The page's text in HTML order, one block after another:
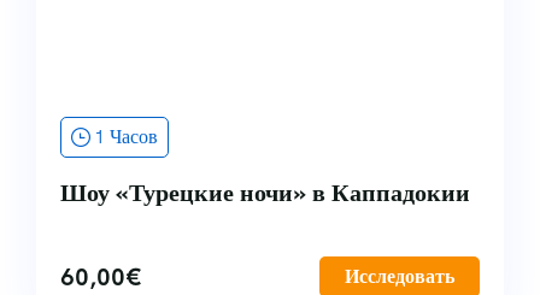
1 Часов
Шоу «Турецкие ночи» в Каппадокии
60,00€ Исследовать